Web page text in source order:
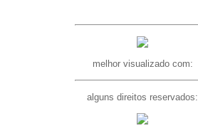
melhor visualizado com:
alguns direitos reservados: